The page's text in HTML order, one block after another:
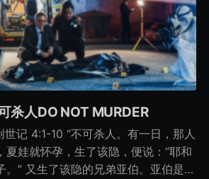
杀人DO NOT MURDER
记 4:1-10 “不可杀人。有一日，那人
夏娃就怀孕，生了该隐，便说：“耶和
。” 又生了该隐的兄弟亚伯。亚伯是牧